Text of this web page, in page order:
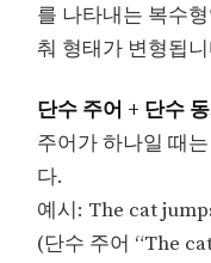
를 나타내는 복수
춰 형태가 변형됩
단수 주어 + 단수
주어가 하나일 때
다.
예시: The cat
(단수 주어 “The